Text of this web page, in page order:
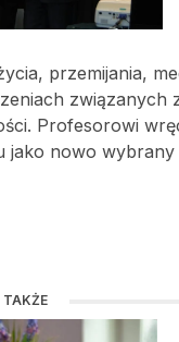
przemijania,
związanych
Profesorowi
jako nowo
TAKŻE